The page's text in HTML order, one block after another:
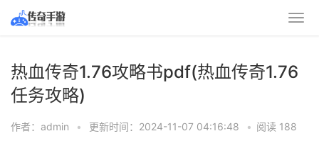
热血传奇1.76攻略书pdf(热血传奇1.76
任务攻略)
作者：admin • 更新时间：2024-11-07 04:16:48 • 阅读 188